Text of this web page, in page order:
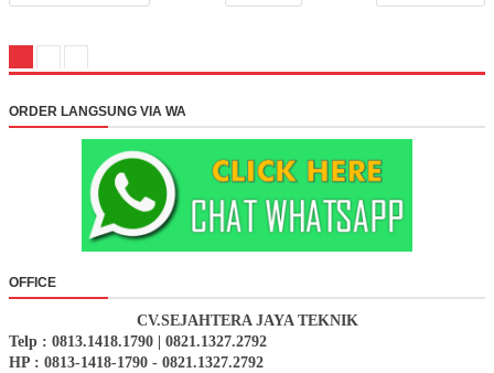
ORDER LANGSUNG VIA WA
OFFICE
CV.SEJAHTERA JAYA TEKNIK
Telp : 0813.1418.1790 | 0821.1327.2792
HP : 0813-1418-1790 - 0821.1327.2792